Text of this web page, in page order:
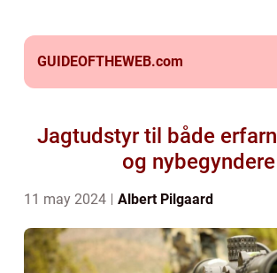
GUIDEOFTHEWEB.com
Jagtudstyr til både
og nybegyndere
11 may 2024 Albert Pilgaard